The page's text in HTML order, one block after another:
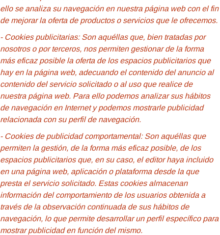
ello se analiza su navegación en nuestra página web con el fin
de mejorar la oferta de productos o servicios que le ofrecemos.
- Cookies publicitarias: Son aquéllas que, bien tratadas por
nosotros o por terceros, nos permiten gestionar de la forma
más eficaz posible la oferta de los espacios publicitarios que
hay en la página web, adecuando el contenido del anuncio al
contenido del servicio solicitado o al uso que realice de
nuestra página web. Para ello podemos analizar sus hábitos
de navegación en Internet y podemos mostrarle publicidad
relacionada con su perfil de navegación.
- Cookies de publicidad comportamental: Son aquéllas que
permiten la gestión, de la forma más eficaz posible, de los
espacios publicitarios que, en su caso, el editor haya incluido
en una página web, aplicación o plataforma desde la que
presta el servicio solicitado. Estas cookies almacenan
información del comportamiento de los usuarios obtenida a
través de la observación continuada de sus hábitos de
navegación, lo que permite desarrollar un perfil específico para
mostrar publicidad en función del mismo.